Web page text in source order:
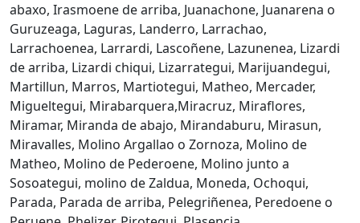
abaxo, Irasmoene de arriba, Juanachone, Juanarena o
Guruzeaga, Laguras, Landerro, Larrachao,
Larrachoenea, Larrardi, Lascoñene, Lazunenea, Lizardi
de arriba, Lizardi chiqui, Lizarrategui, Marijuandegui,
Martillun, Marros, Martiotegui, Matheo, Mercader,
Migueltegui, Mirabarquera,Miracruz, Miraflores,
Miramar, Miranda de abajo, Mirandaburu, Mirasun,
Miravalles, Molino Argallao o Zornoza, Molino de
Matheo, Molino de Pederoene, Molino junto a
Sosoategui, molino de Zaldua, Moneda, Ochoqui,
Parada, Parada de arriba, Pelegriñenea, Peredoene o